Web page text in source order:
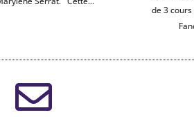
de 3 cours soutenus par